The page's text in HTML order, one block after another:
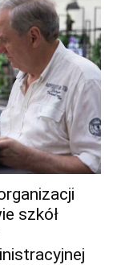
szkół